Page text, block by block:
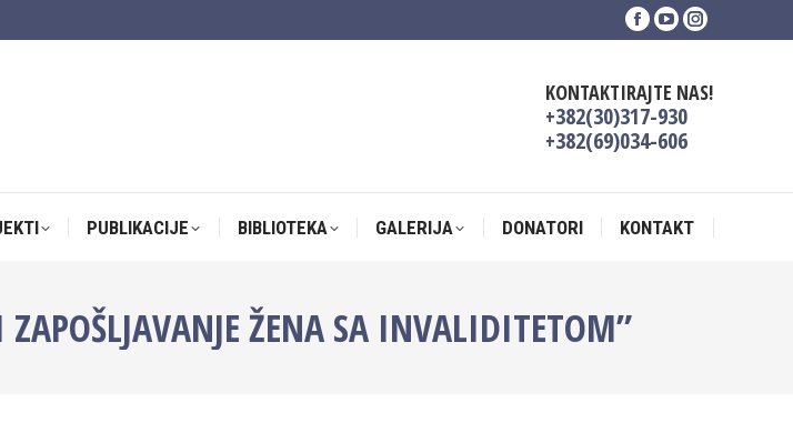
Facebook
in
new
window
YouTube
in
new
window
Instagram
in
KONTAKTIRAJTE NAS!
+382(30)317-930
+382(69)034-606
PUBLIKACIJE BIBLIOTEKA GALERIJA DONATORI KONTAKT
ŽENA SA INVALIDITETOM”
PUBLIKACIJE BIBLIOTEKA GALERIJA DONATORI KONTAKT